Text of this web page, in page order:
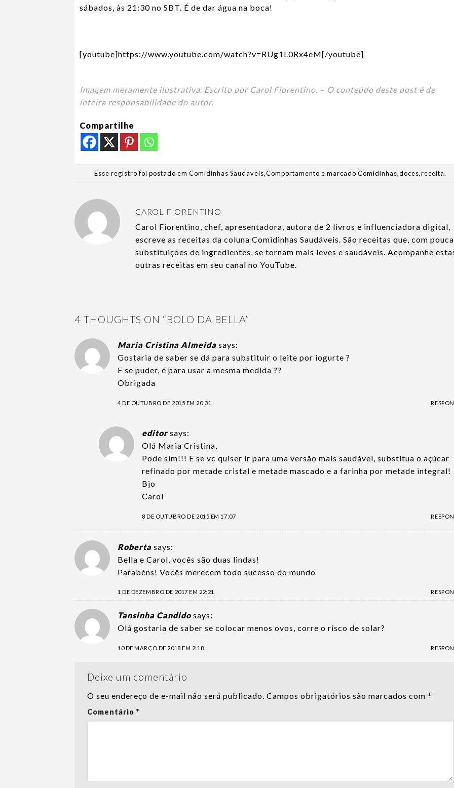
sábados, às 21:30 no SBT. É de dar água na boca!
[youtube]https://www.youtube.com/watch?v=RUg1L0Rx4eM[/youtube]
Imagem meramente ilustrativa. Escrito por Carol Fiorentino. – O conteúdo deste post é de
inteira responsabilidade do autor.
Compartilhe
Esse registro foi postado em Comidinhas Saudáveis,Comportamento e marcado Comidinhas,doces,receita.
CAROL FIORENTINO
Carol Fiorentino, chef, apresentadora, autora de 2 livros e influenciadora digital,
escreve as receitas da coluna Comidinhas Saudáveis. São receitas que, com
substituições de ingredientes, se tornam mais leves e saudáveis. Acompanhe
outras receitas em seu canal no YouTube.
4 THOUGHTS ON “BOLO DA BELLA”
Maria Cristina Almeida says:
Gostaria de saber se dá para substituir o leite por iogurte ?
E se puder, é para usar a mesma medida ??
Obrigada
4 DE OUTUBRO DE 2015 EM 20:31
editor says:
Olá Maria Cristina,
Pode sim!!! E se vc quiser ir para uma versão mais saudável, substitua o açúcar
refinado por metade cristal e metade mascado e a farinha por metade integral!
Bjo
Carol
8 DE OUTUBRO DE 2015 EM 17:07
Roberta says:
Bella e Carol, vocês são duas lindas!
Parabéns! Vocês merecem todo sucesso do mundo
1 DE DEZEMBRO DE 2017 EM 22:21
Tansinha Candido says:
Olá gostaria de saber se colocar menos ovos, corre o risco de solar?
10 DE MARÇO DE 2018 EM 2:18
Deixe um comentário
O seu endereço de e-mail não será publicado. Campos obrigatórios são marcados com *
Comentário *